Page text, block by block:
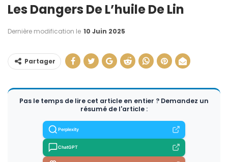
Les Dangers De L’huile De Lin
Dernière modification le 10 Juin 2025
Partager
Pas le temps de lire cet article en entier ? Demandez un
résumé de l'article :
Perplexity
ChatGPT